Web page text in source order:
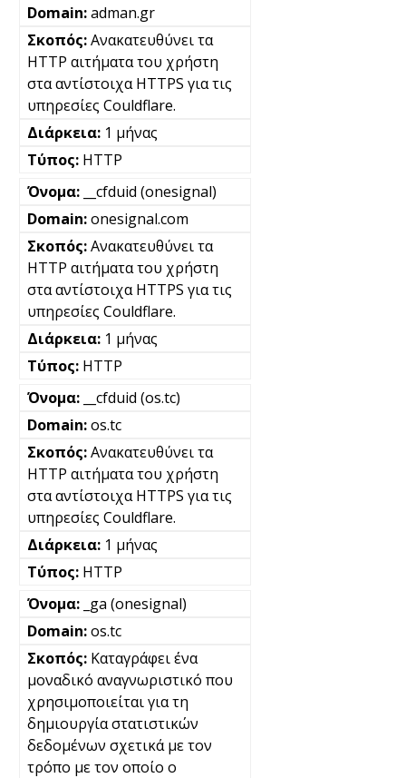
adman.gr
Ανακατευθύνει τα
HTTP αιτήματα του χρήστη
στα αντίστοιχα HTTPS για τις
υπηρεσίες Couldflare.
1 μήνας
HTTP
__cfduid (onesignal)
onesignal.com
Ανακατευθύνει τα
HTTP αιτήματα του χρήστη
στα αντίστοιχα HTTPS για τις
υπηρεσίες Couldflare.
1 μήνας
HTTP
__cfduid (os.tc)
os.tc
Ανακατευθύνει τα
HTTP αιτήματα του χρήστη
στα αντίστοιχα HTTPS για τις
υπηρεσίες Couldflare.
1 μήνας
HTTP
_ga (onesignal)
os.tc
Καταγράφει ένα
μοναδικό αναγνωριστικό που
χρησιμοποιείται για τη
δημιουργία στατιστικών
δεδομένων σχετικά με τον
τρόπο με τον οποίο ο